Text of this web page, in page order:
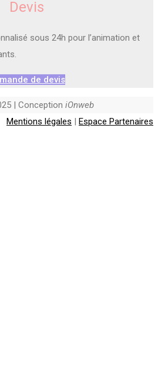
Devis
sous 24h pour l’animation et
de devis
| Conception iOnweb
Mentions légales | Espace Partenaires